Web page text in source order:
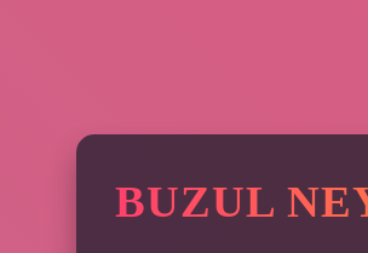
BUZUL